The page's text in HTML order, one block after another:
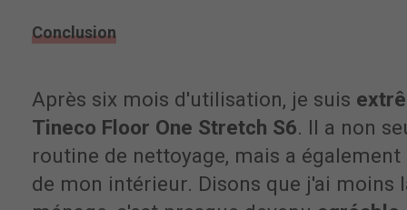
Conclusion
Après six mois d'utilisation, je suis
Tineco Floor One Stretch S6. Il a non
routine de nettoyage, mais a
de mon intérieur. Disons que j'ai moins